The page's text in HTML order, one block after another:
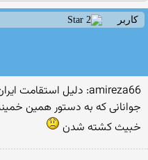
کاربر
amireza66: دليل استقامت ايران چي بود جز اسلام
جوانانی که به دستور همین
خبیث کشته شدن